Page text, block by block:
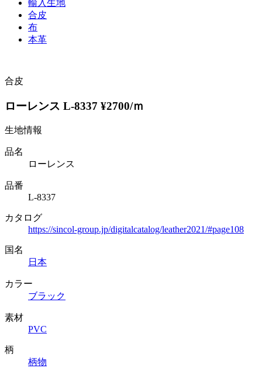
輸入生地
合皮
布
本革
合皮
ローレンス L-8337 ¥2700/ｍ
生地情報
品名
ローレンス
品番
L-8337
カタログ
https://sincol-group.jp/digitalcatalog/leather2021/#page108
国名
日本
カラー
ブラック
素材
PVC
柄
柄物